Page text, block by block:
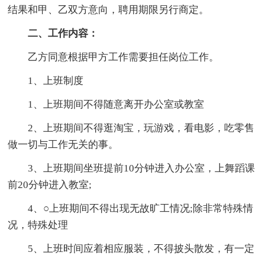
结果和甲、乙双方意向，聘用期限另行商定。
二、工作内容：
乙方同意根据甲方工作需要担任岗位工作。
1、上班制度
1、上班期间不得随意离开办公室或教室
2、上班期间不得逛淘宝，玩游戏，看电影，吃零售
做一切与工作无关的事。
3、上班期间坐班提前10分钟进入办公室，上舞蹈课
前20分钟进入教室;
4、○上班期间不得出现无故旷工情况;除非常特殊情
况，特殊处理
5、上班时间应着相应服装，不得披头散发，有一定